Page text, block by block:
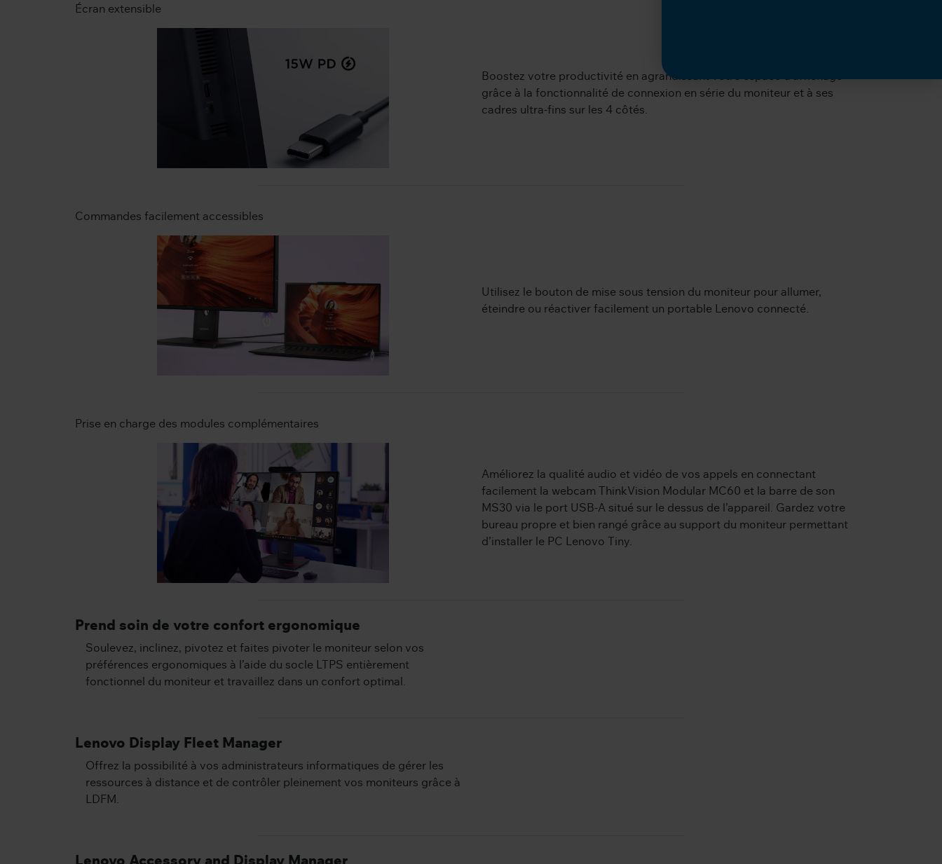
Écran extensible
Boostez votre productivité en agrandissant votre espace d’affichage
grâce à la fonctionnalité de connexion en série du moniteur et à ses
cadres ultra-fins sur les 4 côtés.
Commandes facilement accessibles
Utilisez le bouton de mise sous tension du moniteur pour allumer,
éteindre ou réactiver facilement un portable Lenovo connecté.
Prise en charge des modules complémentaires
Améliorez la qualité audio et vidéo de vos appels en connectant
facilement la webcam ThinkVision Modular MC60 et la barre de son
MS30 via le port USB-A situé sur le dessus de l’appareil. Gardez votre
bureau propre et bien rangé grâce au support du moniteur permettant
d’installer le PC Lenovo Tiny.
Prend soin de votre confort ergonomique
Soulevez, inclinez, pivotez et faites pivoter le moniteur selon vos
préférences ergonomiques à l’aide du socle LTPS entièrement
fonctionnel du moniteur et travaillez dans un confort optimal.
Lenovo Display Fleet Manager
Offrez la possibilité à vos administrateurs informatiques de gérer les
ressources à distance et de contrôler pleinement vos moniteurs grâce à
LDFM.